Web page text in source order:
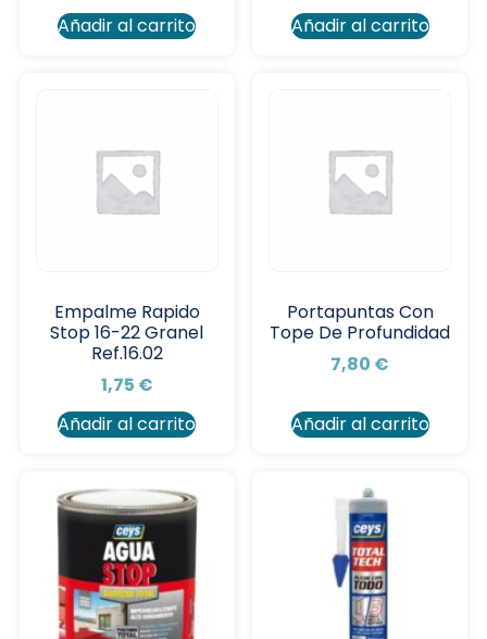
Añadir al carrito
Añadir al carrito
Empalme Rapido
Stop 16-22 Granel
Ref.16.02
1,75 €
Añadir al carrito
Portapuntas Con
Tope De Profundidad
7,80 €
Añadir al carrito